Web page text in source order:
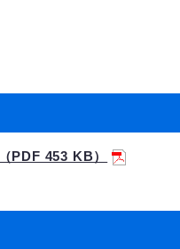
PDF 453 KB）